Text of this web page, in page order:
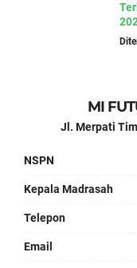
MI
Jl. Merpati
NSPN
Kepala Madrasah
Telepon
Email